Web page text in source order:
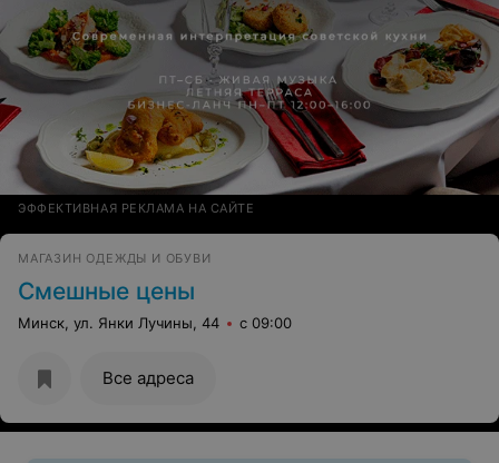
ЭФФЕКТИВНАЯ РЕКЛАМА НА САЙТЕ
МАГАЗИН ОДЕЖДЫ И ОБУВИ
Смешные цены
Минск, ул. Янки Лучины, 44 с 09:00
Все адреса